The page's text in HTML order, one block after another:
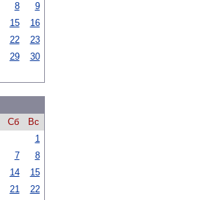
8
9
15
16
22
23
29 30
Сб
Вс
1
7
8
14
15
21
22